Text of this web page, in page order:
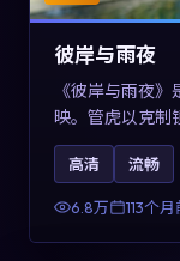
彼岸与雨夜
《彼岸与雨夜
映。管虎以克制
张震的对手戏可
一段跨国追寻
有检索与收藏价
高清 流畅
6.8万 113个月